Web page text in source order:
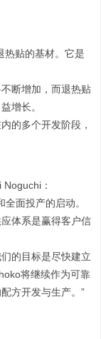
热贴的基材。它是
断增加，而退热贴
增长。
的多个开发阶段，
：
全面投产的启动。
体系是赢得客户信
的目标是尽快建立
将继续作为可靠
方开发与生产。”